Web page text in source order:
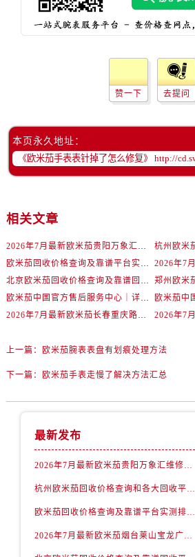
赞一下 去提问
本页永久地址：
相关文章
2026年7月最新欧米茄贵阳万象汇维修保养服务电话
欧米茄回收价格查询及靠谱平台实测排行(2026年7月最新)
北京欧米茄回收价格查询及靠谱回收平台实测排行（2026年7月最新数据）
欧米茄中国官方售后服务中心｜详细地址与售后电话权威信息通知（2026年7月最新）
2026年7月最新欧米茄长春重庆路万达广场维修保养服务电话
上一篇： 欧米茄腕表表盘有划痕处理方法
下一篇： 欧米茄手表走慢了解决方法汇总
最新发布
2026年7月最新欧米茄贵阳万象汇维修保养服务电话
杭州欧米茄回收价格查询和各大回收平台实测排行（2026年7月最新数据）
欧米茄回收价格查询及靠谱平台实测排行(2026年7月最新)
2026年7月最新欧米茄烟台莱山宝龙广场维修保养服务电话